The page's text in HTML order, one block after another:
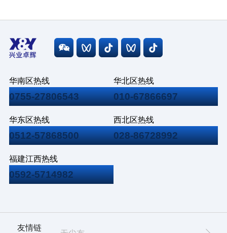
华南区热线
0755-27806543
华北区热线
010-67866697
华东区热线
0512-57868500
西北区热线
028-86728992
福建江西热线
0592-5714982
友情链